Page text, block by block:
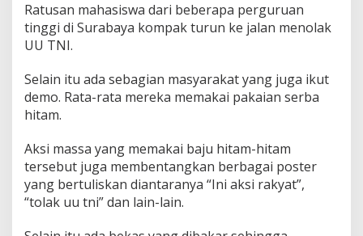
Ratusan mahasiswa dari beberapa perguruan
tinggi di Surabaya kompak turun ke jalan menolak
UU TNI.
Selain itu ada sebagian masyarakat yang juga ikut
demo. Rata-rata mereka memakai pakaian serba
hitam.
Aksi massa yang memakai baju hitam-hitam
tersebut juga membentangkan berbagai poster
yang bertuliskan diantaranya “Ini aksi rakyat”,
“tolak uu tni” dan lain-lain.